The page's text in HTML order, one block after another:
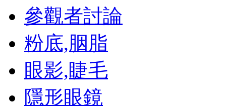
參觀者討論
粉底,胭脂
眼影,睫毛
隱形眼鏡